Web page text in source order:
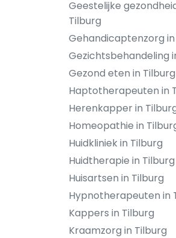
Geestelijke
Tilburg
Gehandicaptenzorg
Gezichtsbehandeling
Gezond eten in Tilburg
Haptotherapeuten in
Herenkapper in
Homeopathie in
Huidkliniek in Tilburg
Huidtherapie in Tilburg
Huisartsen in Tilburg
Hypnotherapeuten in
Kappers in Tilburg
Kraamzorg in Tilburg